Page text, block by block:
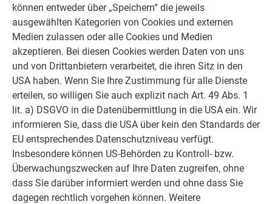
können entweder über „Speichern“ die jeweils
ausgewählten Kategorien von Cookies und externen
Medien zulassen oder alle Cookies und Medien
akzeptieren. Bei diesen Cookies werden Daten von uns
und von Drittanbietern verarbeitet, die ihren Sitz in den
USA haben. Wenn Sie Ihre Zustimmung für alle Dienste
erteilen, so willigen Sie auch explizit nach Art. 49 Abs. 1
lit. a) DSGVO in die Datenübermittlung in die USA ein. Wir
informieren Sie, dass die USA über kein den Standards der
EU entsprechendes Datenschutzniveau verfügt.
Insbesondere können US-Behörden zu Kontroll- bzw.
Überwachungszwecken auf Ihre Daten zugreifen, ohne
dass Sie darüber informiert werden und ohne dass Sie
dagegen rechtlich vorgehen können. Weitere
Ob Bauherr, Sanierer, Verarbeiter oder
Architekt - die Zufriedenheit all
allen Phasen Ihres Projektes als
starker Begleiter zur Seite zu stehen.
Überzeugen Sie sich selbst!
WEITERLESEN